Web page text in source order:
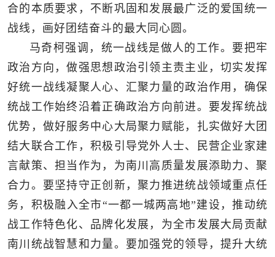
合的本质要求，不断巩固和发展最广泛的爱国统一
战线，画好团结奋斗的最大同心圆。
马奇柯强调，统一战线是做人的工作。要把牢
政治方向，做强思想政治引领主责主业，切实发挥
好统一战线凝聚人心、汇聚力量的政治作用，确保
统战工作始终沿着正确政治方向前进。要发挥统战
优势，做好服务中心大局聚力赋能，扎实做好大团
结大联合工作，积极引导党外人士、民营企业家建
言献策、担当作为，为南川高质量发展添助力、聚
合力。要坚持守正创新，聚力推进统战领域重点任
务，积极融入全市“一都一城两高地”建设，推动统
战工作特色化、品牌化发展，为全市发展大局贡献
南川统战智慧和力量。要加强党的领导，提升大统